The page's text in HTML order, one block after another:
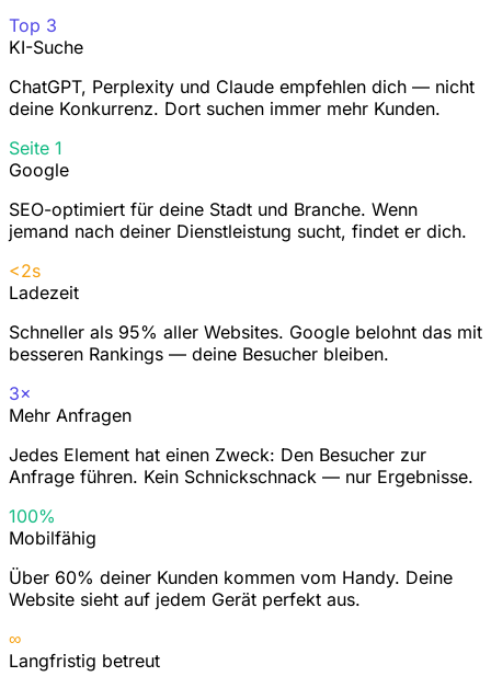
Top 3
KI-Suche
ChatGPT, Perplexity und Claude empfehlen dich — nicht
deine Konkurrenz. Dort suchen immer mehr Kunden.
Seite 1
Google
SEO-optimiert für deine Stadt und Branche. Wenn
jemand nach deiner Dienstleistung sucht, findet er dich.
<2s
Ladezeit
Schneller als 95% aller Websites. Google belohnt das mit
besseren Rankings — deine Besucher bleiben.
3×
Mehr Anfragen
Jedes Element hat einen Zweck: Den Besucher zur
Anfrage führen. Kein Schnickschnack — nur Ergebnisse.
100%
Mobilfähig
Über 60% deiner Kunden kommen vom Handy. Deine
Website sieht auf jedem Gerät perfekt aus.
∞
Langfristig betreut